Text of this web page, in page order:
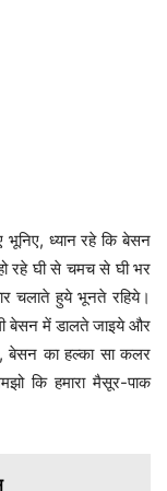
भूनिए, ध्यान रहे कि बेसन
रहे घी से चमच से घी भर
चलाते हुये भूनते रहिये।
बेसन में डालते जाइये और
का हल्का सा कलर
कि हमारा मैसूर-पाक